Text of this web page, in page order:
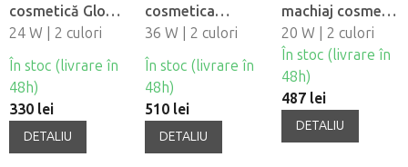
cosmetică Glow
L03 cu control al
intensitătii
luminii
24 W | 2 culori
În stoc (livrare în
48h)
330 lei
DETALIU
cosmetica
pentru machiaj si
gene Momo
Moon MX6
36 W | 2 culori
În stoc (livrare în
48h)
510 lei
DETALIU
machiaj cosmetic
Glow MX3
20 W | 2 culori
În stoc (livrare în
48h)
487 lei
DETALIU